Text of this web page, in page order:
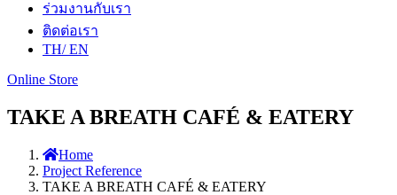
ร่วมงานกับเรา
ติดต่อเรา
TH/ EN
Online Store
TAKE A BREATH CAFÉ & EATERY
Home
Project Reference
TAKE A BREATH CAFÉ & EATERY